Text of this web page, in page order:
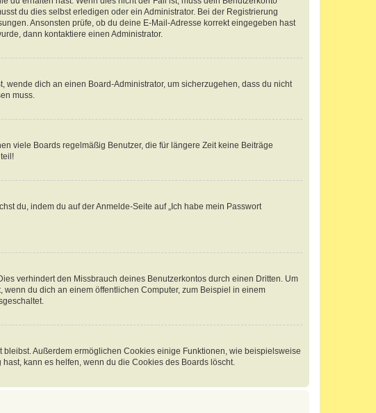
du dies selbst erledigen oder ein Administrator. Bei der Registrierung
Ansonsten prüfe, ob du deine E-Mail-Adresse korrekt eingegeben hast
dann kontaktiere einen Administrator.
dich an einen Board-Administrator, um sicherzugehen, dass du nicht
muss.
viele Boards regelmäßig Benutzer, die für längere Zeit keine Beiträge
du, indem du auf der Anmelde-Seite auf „Ich habe mein Passwort
verhindert den Missbrauch deines Benutzerkontos durch einen Dritten. Um
du dich an einem öffentlichen Computer, zum Beispiel in einem
Außerdem ermöglichen Cookies einige Funktionen, wie beispielsweise
kann es helfen, wenn du die Cookies des Boards löscht.